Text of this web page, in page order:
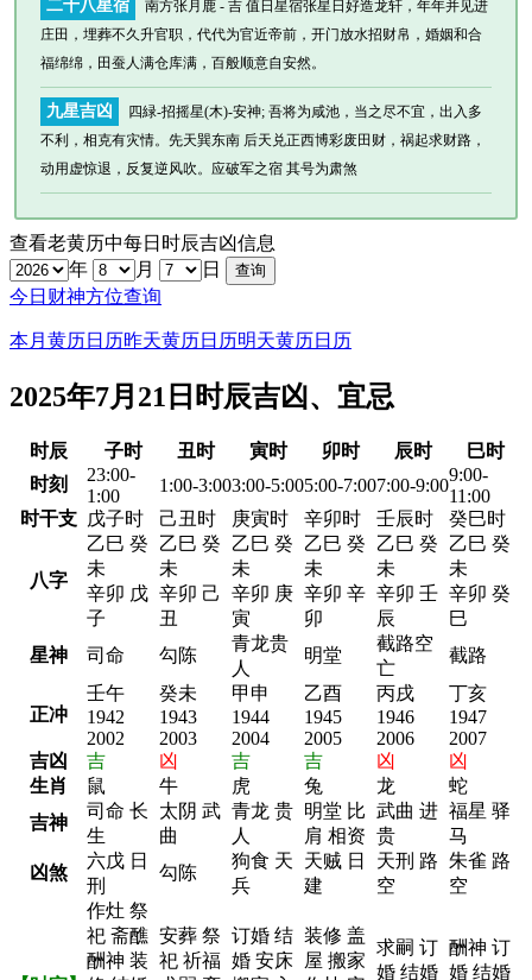
二十八星宿
南方张月鹿 - 吉 值日星宿张星日好造龙轩，年年并见进
庄田，埋葬不久升官职，代代为官近帝前，开门放水招财帛，婚姻和合
福绵绵，田蚕人满仓库满，百般顺意自安然。
九星吉凶
四緑-招摇星(木)-安神; 吾将为咸池，当之尽不宜，出入多
不利，相克有灾情。先天巽东南 后天兑正西博彩废田财，祸起求财路，
动用虚惊退，反复逆风吹。应破军之宿 其号为肃煞
查看老黄历中每日时辰吉凶信息
年
月
日
今日财神方位查询
本月黄历日历昨天黄历日历明天黄历日历
2025年7月21日时辰吉凶、宜忌
时辰 子时 丑时 寅时 卯时 辰时
巳时
时刻
23:00-
1:00
1:00-3:003:00-5:005:00-7:007:00-9:00
9:00-
11:00
时干支
戊子时 己丑时 庚寅时 辛卯时 壬辰时 癸巳时
八字
乙巳 癸
未
辛卯 戊
子
乙巳 癸
未
辛卯 己
丑
乙巳 癸
未
辛卯 庚
寅
乙巳 癸
未
辛卯 辛
卯
乙巳 癸
未
辛卯 壬
辰
乙巳 癸
未
辛卯 癸
巳
星神
司命 勾陈
青龙贵
人
明堂
截路空
亡
截路
正冲
壬午
1942
2002
癸未
1943
2003
甲申
1944
2004
乙酉
1945
2005
丙戌
1946
2006
丁亥
1947
2007
吉凶
吉 凶 吉 吉 凶
凶
生肖
鼠 牛 虎 兔 龙
蛇
吉神
司命 长
生
太阴 武
曲
青龙 贵
人
明堂 比
肩 相资
武曲 进
贵
福星 驿
马
凶煞
六戊 日
刑
勾陈
狗食 天
兵
天贼 日
建
天刑 路
空
朱雀 路
空
作灶 祭
祀 斋醮
酬神 装
安葬 祭
祀 祈福
订婚 结
婚 安床
装修 盖
屋 搬家
求嗣 订
婚 结婚
酬神 订
婚 结婚